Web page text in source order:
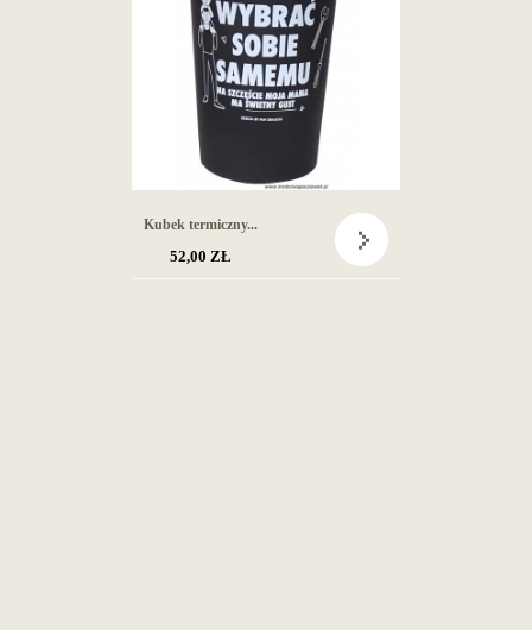
Kubek termiczny...
52,00 ZŁ